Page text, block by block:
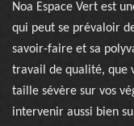
Noa Espace Vert est
qui peut se prévaloir
savoir-faire et sa
travail de qualité, que
taille sévère sur vos
intervenir aussi bien